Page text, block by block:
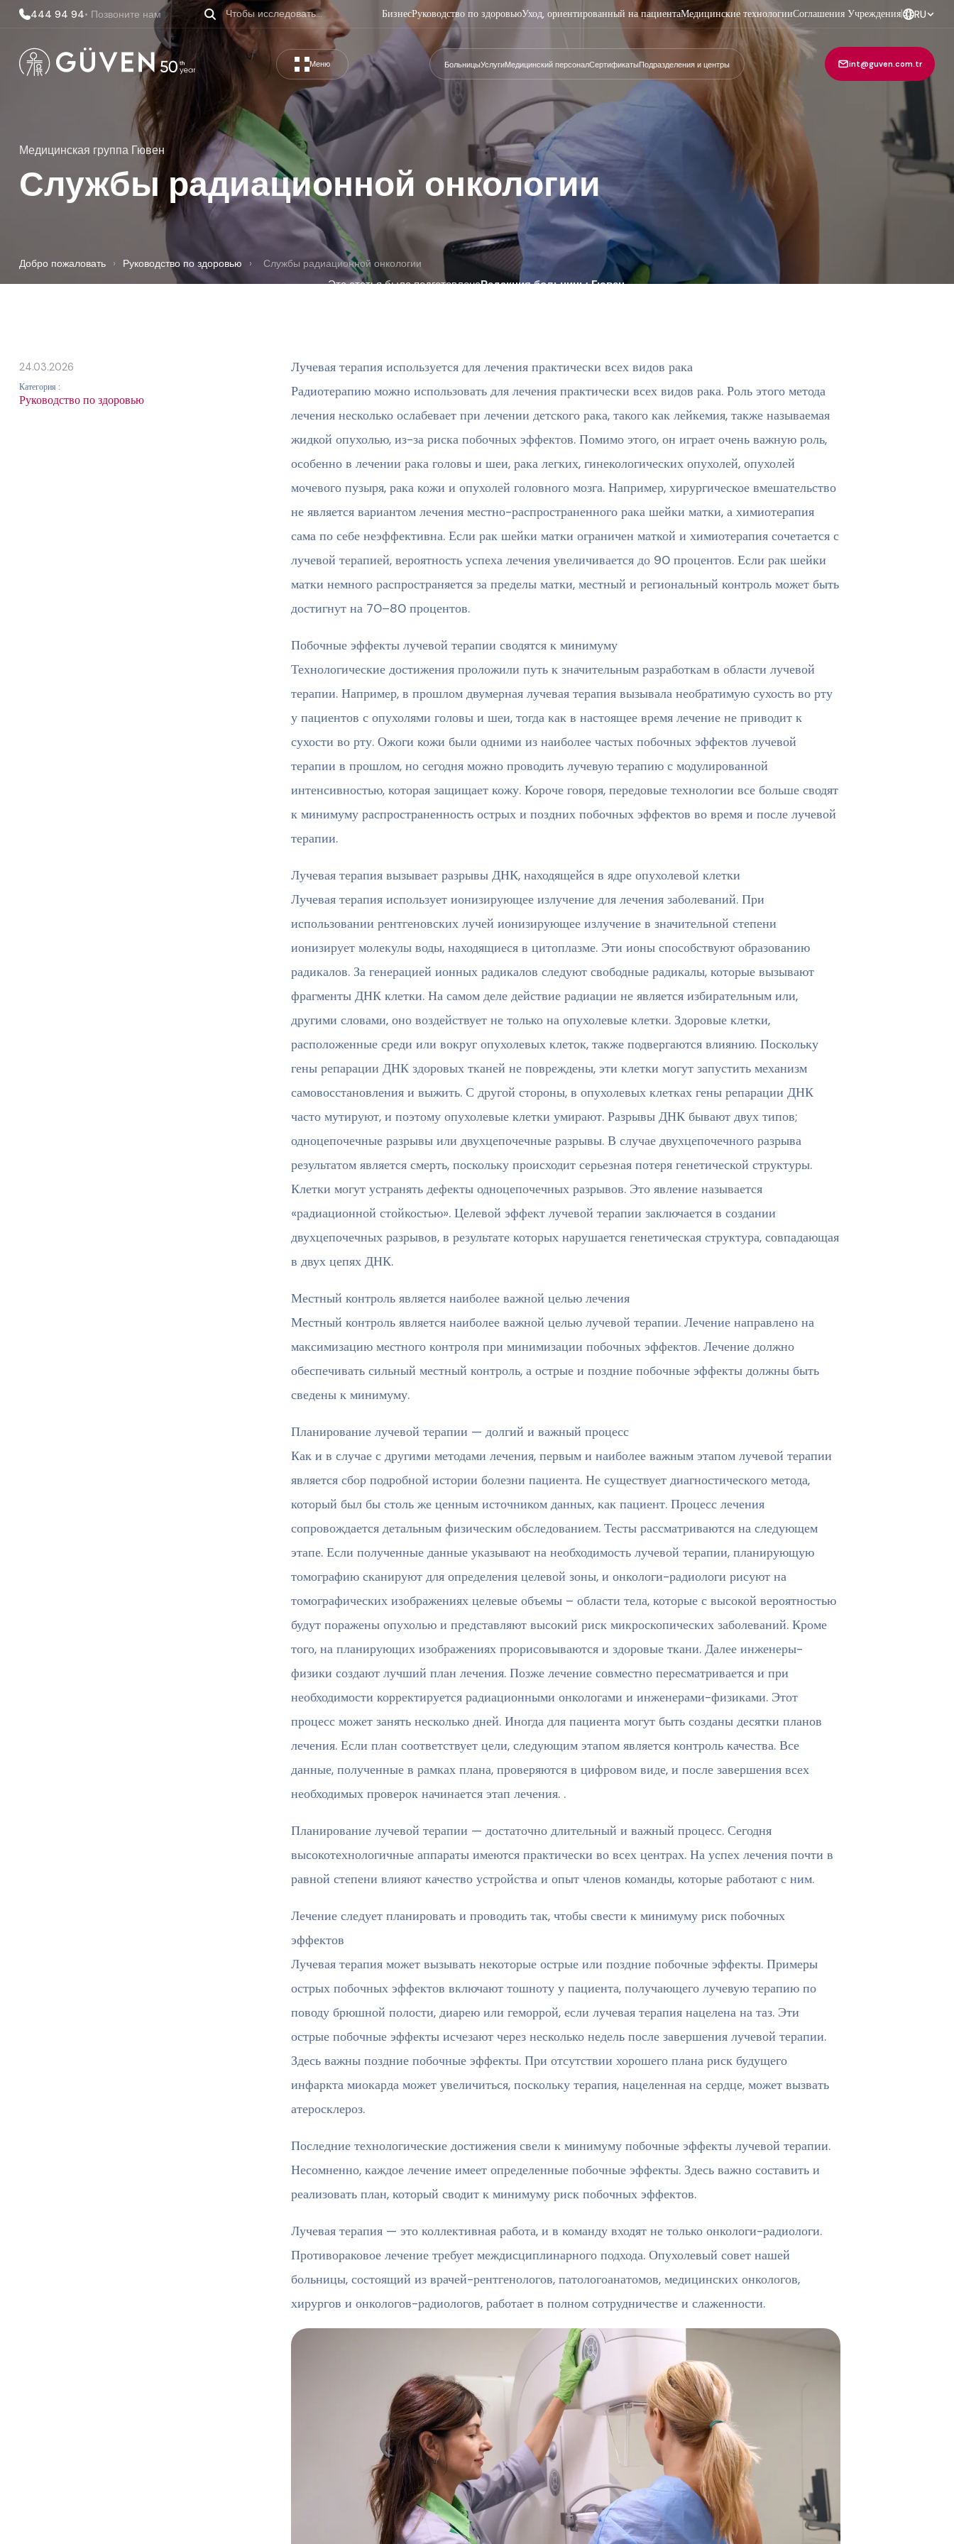
444 94 94• Позвоните нам БизнесРуководство по здоровьюУход, ориентированный на пациентаМедицинские технологииСоглашения Учреждения| RU
Меню БольницыУслугиМедицинский персоналСертификатыПодразделения и центры int@guven.com.tr
Медицинская группа Гювен
Службы радиационной онкологии
Добро пожаловать › Руководство по здоровью › Службы радиационной онкологии
Эта статья была подготовленаРедакция больницы Гювен.
24.03.2026
Категория :
Руководство по здоровью
Лучевая терапия используется для лечения практически всех видов рака
Радиотерапию можно использовать для лечения практически всех видов рака. Роль этого метода
лечения несколько ослабевает при лечении детского рака, такого как лейкемия, также называемая
жидкой опухолью, из-за риска побочных эффектов. Помимо этого, он играет очень важную роль,
особенно в лечении рака головы и шеи, рака легких, гинекологических опухолей, опухолей
мочевого пузыря, рака кожи и опухолей головного мозга. Например, хирургическое вмешательство
не является вариантом лечения местно-распространенного рака шейки матки, а химиотерапия
сама по себе неэффективна. Если рак шейки матки ограничен маткой и химиотерапия сочетается с
лучевой терапией, вероятность успеха лечения увеличивается до 90 процентов. Если рак шейки
матки немного распространяется за пределы матки, местный и региональный контроль может быть
достигнут на 70–80 процентов.
Побочные эффекты лучевой терапии сводятся к минимуму
Технологические достижения проложили путь к значительным разработкам в области лучевой
терапии. Например, в прошлом двумерная лучевая терапия вызывала необратимую сухость во рту
у пациентов с опухолями головы и шеи, тогда как в настоящее время лечение не приводит к
сухости во рту. Ожоги кожи были одними из наиболее частых побочных эффектов лучевой
терапии в прошлом, но сегодня можно проводить лучевую терапию с модулированной
интенсивностью, которая защищает кожу. Короче говоря, передовые технологии все больше сводят
к минимуму распространенность острых и поздних побочных эффектов во время и после лучевой
терапии.
Лучевая терапия вызывает разрывы ДНК, находящейся в ядре опухолевой клетки
Лучевая терапия использует ионизирующее излучение для лечения заболеваний. При
использовании рентгеновских лучей ионизирующее излучение в значительной степени
ионизирует молекулы воды, находящиеся в цитоплазме. Эти ионы способствуют образованию
радикалов. За генерацией ионных радикалов следуют свободные радикалы, которые вызывают
фрагменты ДНК клетки. На самом деле действие радиации не является избирательным или,
другими словами, оно воздействует не только на опухолевые клетки. Здоровые клетки,
расположенные среди или вокруг опухолевых клеток, также подвергаются влиянию. Поскольку
гены репарации ДНК здоровых тканей не повреждены, эти клетки могут запустить механизм
самовосстановления и выжить. С другой стороны, в опухолевых клетках гены репарации ДНК
часто мутируют, и поэтому опухолевые клетки умирают. Разрывы ДНК бывают двух типов;
одноцепочечные разрывы или двухцепочечные разрывы. В случае двухцепочечного разрыва
результатом является смерть, поскольку происходит серьезная потеря генетической структуры.
Клетки могут устранять дефекты одноцепочечных разрывов. Это явление называется
«радиационной стойкостью». Целевой эффект лучевой терапии заключается в создании
двухцепочечных разрывов, в результате которых нарушается генетическая структура, совпадающая
в двух цепях ДНК.
Местный контроль является наиболее важной целью лечения
Местный контроль является наиболее важной целью лучевой терапии. Лечение направлено на
максимизацию местного контроля при минимизации побочных эффектов. Лечение должно
обеспечивать сильный местный контроль, а острые и поздние побочные эффекты должны быть
сведены к минимуму.
Планирование лучевой терапии — долгий и важный процесс
Как и в случае с другими методами лечения, первым и наиболее важным этапом лучевой терапии
является сбор подробной истории болезни пациента. Не существует диагностического метода,
который был бы столь же ценным источником данных, как пациент. Процесс лечения
сопровождается детальным физическим обследованием. Тесты рассматриваются на следующем
этапе. Если полученные данные указывают на необходимость лучевой терапии, планирующую
томографию сканируют для определения целевой зоны, и онкологи-радиологи рисуют на
томографических изображениях целевые объемы – области тела, которые с высокой вероятностью
будут поражены опухолью и представляют высокий риск микроскопических заболеваний. Кроме
того, на планирующих изображениях прорисовываются и здоровые ткани. Далее инженеры-
физики создают лучший план лечения. Позже лечение совместно пересматривается и при
необходимости корректируется радиационными онкологами и инженерами-физиками. Этот
процесс может занять несколько дней. Иногда для пациента могут быть созданы десятки планов
лечения. Если план соответствует цели, следующим этапом является контроль качества. Все
данные, полученные в рамках плана, проверяются в цифровом виде, и после завершения всех
необходимых проверок начинается этап лечения. .
Планирование лучевой терапии — достаточно длительный и важный процесс. Сегодня
высокотехнологичные аппараты имеются практически во всех центрах. На успех лечения почти в
равной степени влияют качество устройства и опыт членов команды, которые работают с ним.
Лечение следует планировать и проводить так, чтобы свести к минимуму риск побочных
эффектов
Лучевая терапия может вызывать некоторые острые или поздние побочные эффекты. Примеры
острых побочных эффектов включают тошноту у пациента, получающего лучевую терапию по
поводу брюшной полости, диарею или геморрой, если лучевая терапия нацелена на таз. Эти
острые побочные эффекты исчезают через несколько недель после завершения лучевой терапии.
Здесь важны поздние побочные эффекты. При отсутствии хорошего плана риск будущего
инфаркта миокарда может увеличиться, поскольку терапия, нацеленная на сердце, может вызвать
атеросклероз.
Последние технологические достижения свели к минимуму побочные эффекты лучевой терапии.
Несомненно, каждое лечение имеет определенные побочные эффекты. Здесь важно составить и
реализовать план, который сводит к минимуму риск побочных эффектов.
Лучевая терапия — это коллективная работа, и в команду входят не только онкологи-радиологи.
Противораковое лечение требует междисциплинарного подхода. Опухолевый совет нашей
больницы, состоящий из врачей-рентгенологов, патологоанатомов, медицинских онкологов,
хирургов и онкологов-радиологов, работает в полном сотрудничестве и слаженности.